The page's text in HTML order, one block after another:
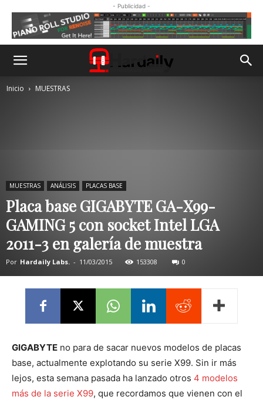
- Publicidad -
Inicio MUESTRAS
MUESTRAS ANÁLISIS PLACAS BASE
Placa base GIGABYTE GA-X99-
GAMING 5 con socket Intel LGA
2011-3 en galería de muestra
Por Hardaily Labs. - 11/03/2015 153308 0
GIGABYTE no para de sacar nuevos modelos de placas
base, actualmente explotando su serie X99. Sin ir más
lejos, esta semana pasada ha lanzado otros 4 modelos
más de la serie X99, que recordamos que vienen con el